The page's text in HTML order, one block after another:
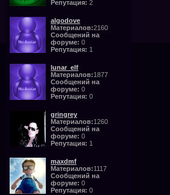
Репутация: 2
algodove
Материалов:2160
Сообщений на
форуме: 0
Репутация: 1
lunar_elf
Материалов:1877
Сообщений на
форуме: 0
Репутация: 0
gringrey
Материалов:1260
Сообщений на
форуме: 0
Репутация: 1
maxdmf
Материалов:1117
Сообщений на
форуме: 0
Репутация: 0